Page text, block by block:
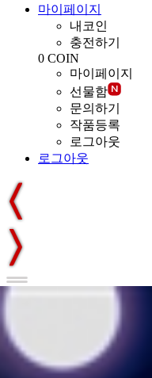
마이페이지
내코인
충전하기
0 COIN
마이페이지
선물함
문의하기
작품등록
로그아웃
로그아웃